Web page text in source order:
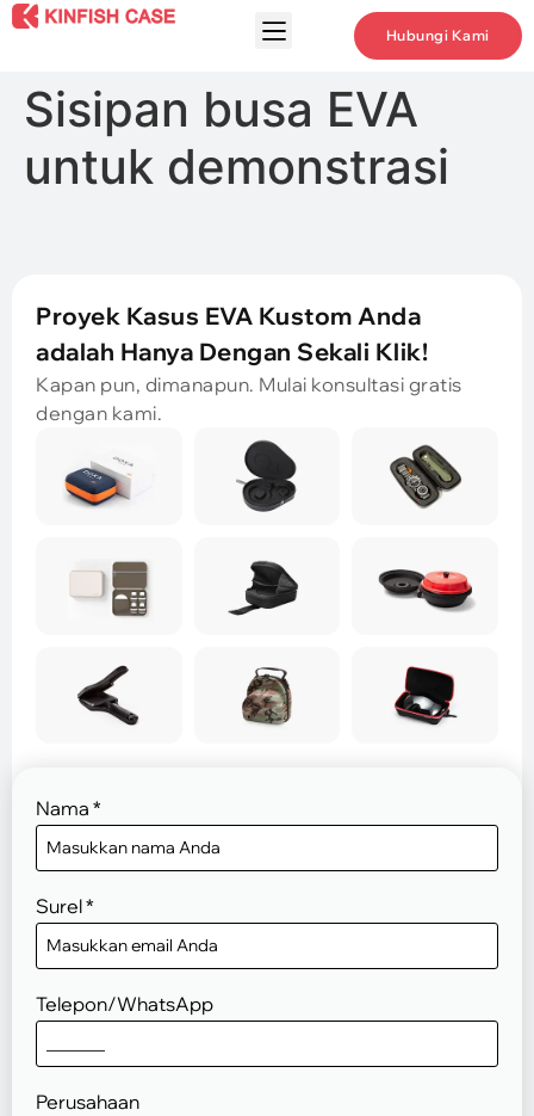
Hubungi Kami
Sisipan busa EVA
untuk demonstrasi
Nama *
Surel*
Telepon/WhatsApp
Perusahaan
Proyek Kasus EVA Kustom Anda
adalah Hanya Dengan Sekali Klik!
Kapan pun, dimanapun. Mulai konsultasi gratis
dengan kami.